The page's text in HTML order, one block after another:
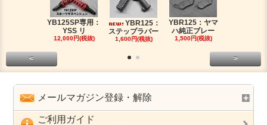
YB125SP専用：
YSS リ
12,000円(税抜)
YBR125：
ステップラバー
1,600円(税抜)
YBR125：ヤマ
ハ純正ブレー
1,500円(税抜)
< >
メールマガジン登録・解除
ご利用ガイド